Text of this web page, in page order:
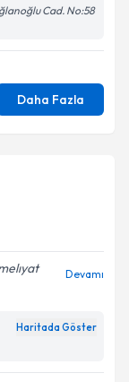
Cad. No:58
Daha Fazla
Devamı
Haritada Göster